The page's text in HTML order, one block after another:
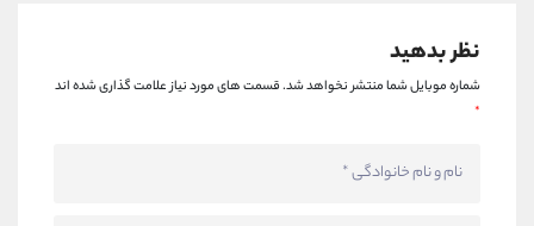
نظر بدهید
شماره موبایل شما منتشر نخواهد شد.قسمت های مورد نیاز علامت گذاری شده اند
*